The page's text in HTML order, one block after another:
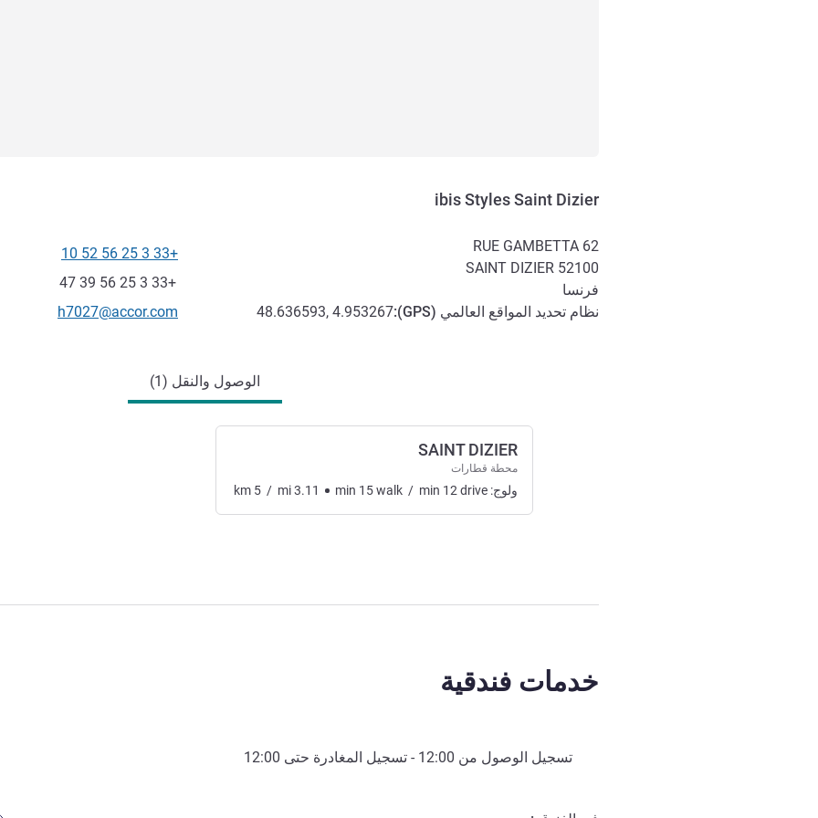
ibis Styles Saint Dizier
62 RUE GAMBETTA
52100
SAINT DIZIER
فرنسا
نظام تحديد المواقع العالمي (GPS
):
48.636593, 4.953267
الهاتف
+33 3 25 56 52 10
فاكس
+33 3 25 56 39 47
تواصل معنا عبر البريد
h7027@accor.com
الوصول والنقل (1)
SAINT DIZIER
محطة قطارات
ولوج: km 5 / mi3.11 min 15walk / min 12 drive
خدمات فندقية
تسجيل الوصول من 12:00 - تسجيل المغادرة حتى 12:00